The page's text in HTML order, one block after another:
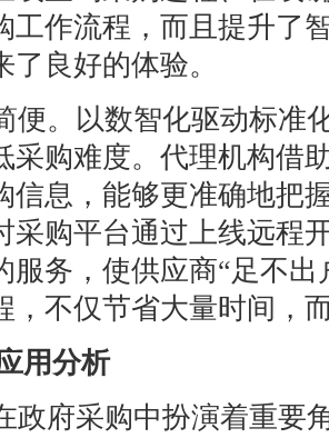
工作流程，而且提升了
良好的体验。
便。以数智化驱动标准
采购难度。代理机构借
信息，能够更准确地把
采购平台通过上线远程
服务，使供应商“足不
，不仅节省大量时间，
用分析
政府采购中扮演着重要